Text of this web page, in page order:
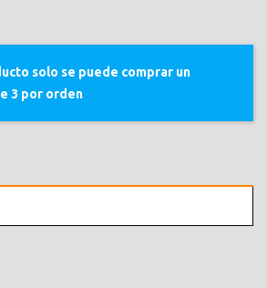
solo se puede comprar un
3 por orden